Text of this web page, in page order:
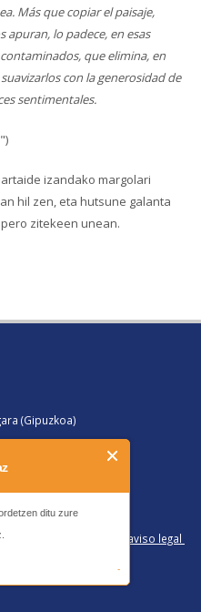
ditu zure
-
Más que copiar el paisaje,
apuran, lo padece, en esas
que elimina, en
con la generosidad de
sentimentales.
izandako margolari
hil zen, eta hutsune galanta
zitekeen unean.
(Gipuzkoa)
deituz gero
Política de privacidad y aviso legal